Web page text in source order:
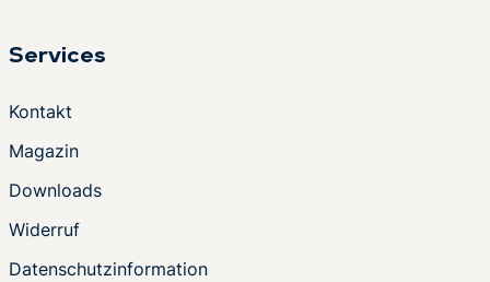
Services
Kontakt
Magazin
Downloads
Widerruf
Datenschutzinformation